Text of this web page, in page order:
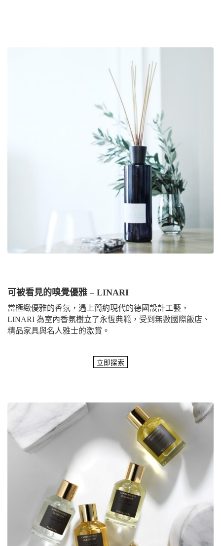
可被看見的嗅覺優雅 – LINARI
當極緻優雅的香氛，遇上簡約現代的德國設計工藝，
LINARI 為室內香氛樹立了永恆典範，受到無數國際飯店、
精品家具與名人雅士的激賞。